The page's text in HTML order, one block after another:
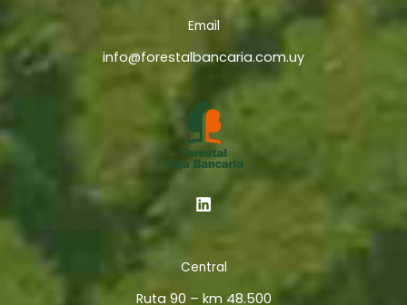
Email
info@forestalbancaria.com.uy
Central
Ruta 90 – km 48.500